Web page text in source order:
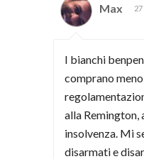
Max
I bianchi
comprano
alla Remington,
insolvenza. Mi
disarmati e